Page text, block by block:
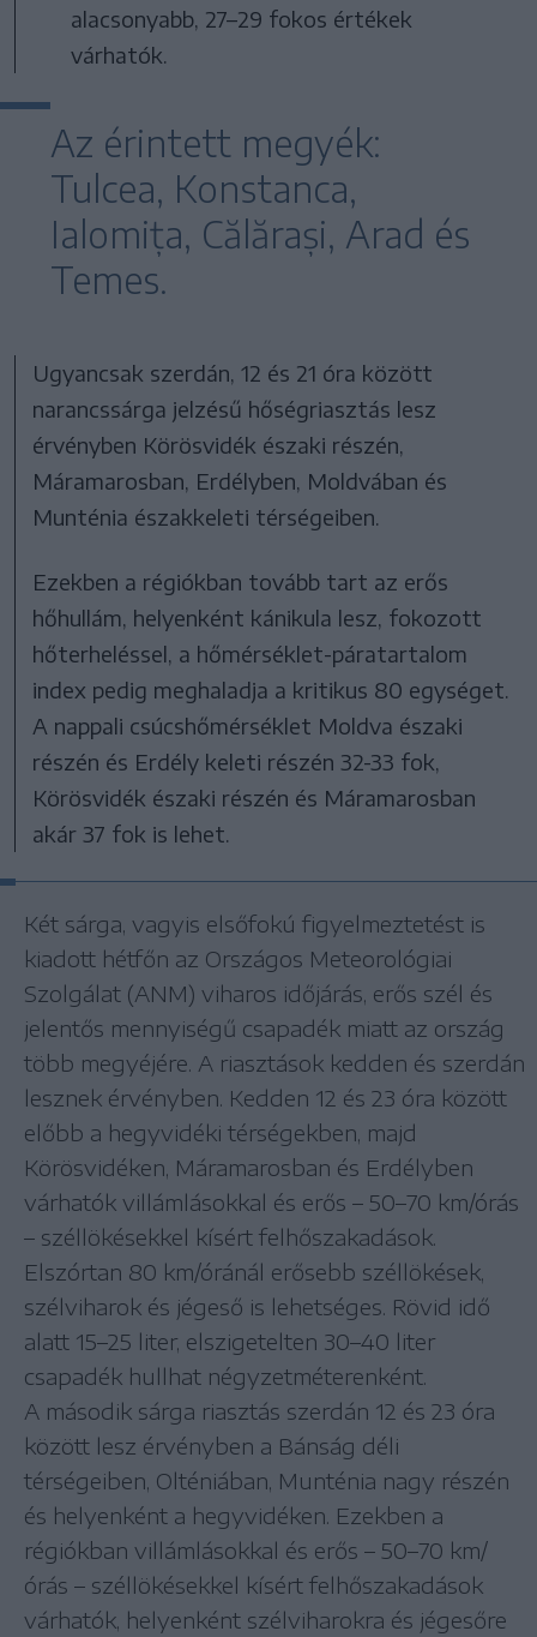
alacsonyabb, 27–29 fokos értékek
várhatók.
Az érintett megyék:
Tulcea, Konstanca,
Ialomița, Călărași, Arad és
Temes.
Ugyancsak szerdán, 12 és 21 óra között
narancssárga jelzésű hőségriasztás lesz
érvényben Körösvidék északi részén,
Máramarosban, Erdélyben, Moldvában és
Munténia északkeleti térségeiben.
Ezekben a régiókban tovább tart az erős
hőhullám, helyenként kánikula lesz, fokozott
hőterheléssel, a hőmérséklet-páratartalom
index pedig meghaladja a kritikus 80 egységet.
A nappali csúcshőmérséklet Moldva északi
részén és Erdély keleti részén 32-33 fok,
Körösvidék északi részén és Máramarosban
akár 37 fok is lehet.
Két sárga, vagyis elsőfokú figyelmeztetést is
kiadott hétfőn az Országos Meteorológiai
Szolgálat (ANM) viharos időjárás, erős szél és
jelentős mennyiségű csapadék miatt az ország
több megyéjére. A riasztások kedden és szerdán
lesznek érvényben. Kedden 12 és 23 óra között
előbb a hegyvidéki térségekben, majd
Körösvidéken, Máramarosban és Erdélyben
várhatók villámlásokkal és erős – 50–70 km/órás
– széllökésekkel kísért felhőszakadások.
Elszórtan 80 km/óránál erősebb széllökések,
szélviharok és jégeső is lehetséges. Rövid idő
alatt 15–25 liter, elszigetelten 30–40 liter
csapadék hullhat négyzetméterenként.
A második sárga riasztás szerdán 12 és 23 óra
között lesz érvényben a Bánság déli
térségeiben, Olténiában, Munténia nagy részén
és helyenként a hegyvidéken. Ezekben a
régiókban villámlásokkal és erős – 50–70 km/
órás – széllökésekkel kísért felhőszakadások
várhatók, helyenként szélviharokra és jégesőre